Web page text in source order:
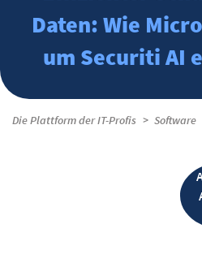
Daten: Wie
um Securiti AI
Die Plattform der IT-Profis Software